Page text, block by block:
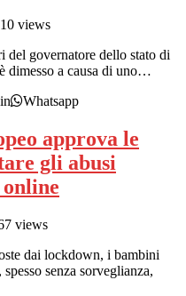
views
del governatore dello stato di
dimesso a causa di uno…
Whatsapp
approva le
gli abusi
views
dai lockdown, i bambini
senza sorveglianza,